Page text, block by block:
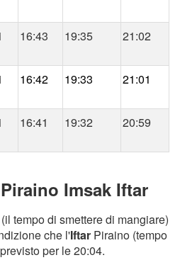
16:43 19:35 21:02
16:42 19:33 21:01
16:41 19:32 20:59
Imsak Iftar
tempo di smettere di mangiare)
che l'Iftar Piraino (tempo
per le 20:04.